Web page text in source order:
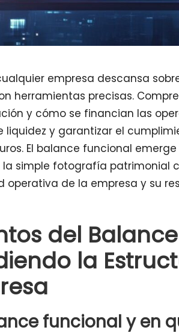
empresa descansa
herramientas precisas.
y cómo se financian las
liquidez y garantizar el
El balance funcional
simple fotografía patrimonial
de la empresa y su
del
la
funcional y en